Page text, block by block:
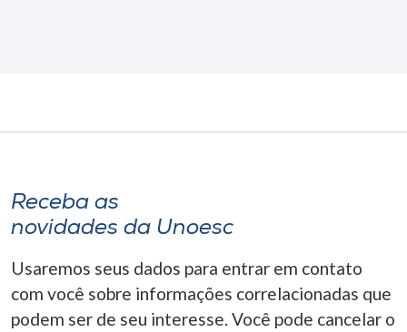
Receba as
novidades da Unoesc
Usaremos seus dados para entrar em contato
com você sobre informações correlacionadas que
podem ser de seu interesse. Você pode cancelar o